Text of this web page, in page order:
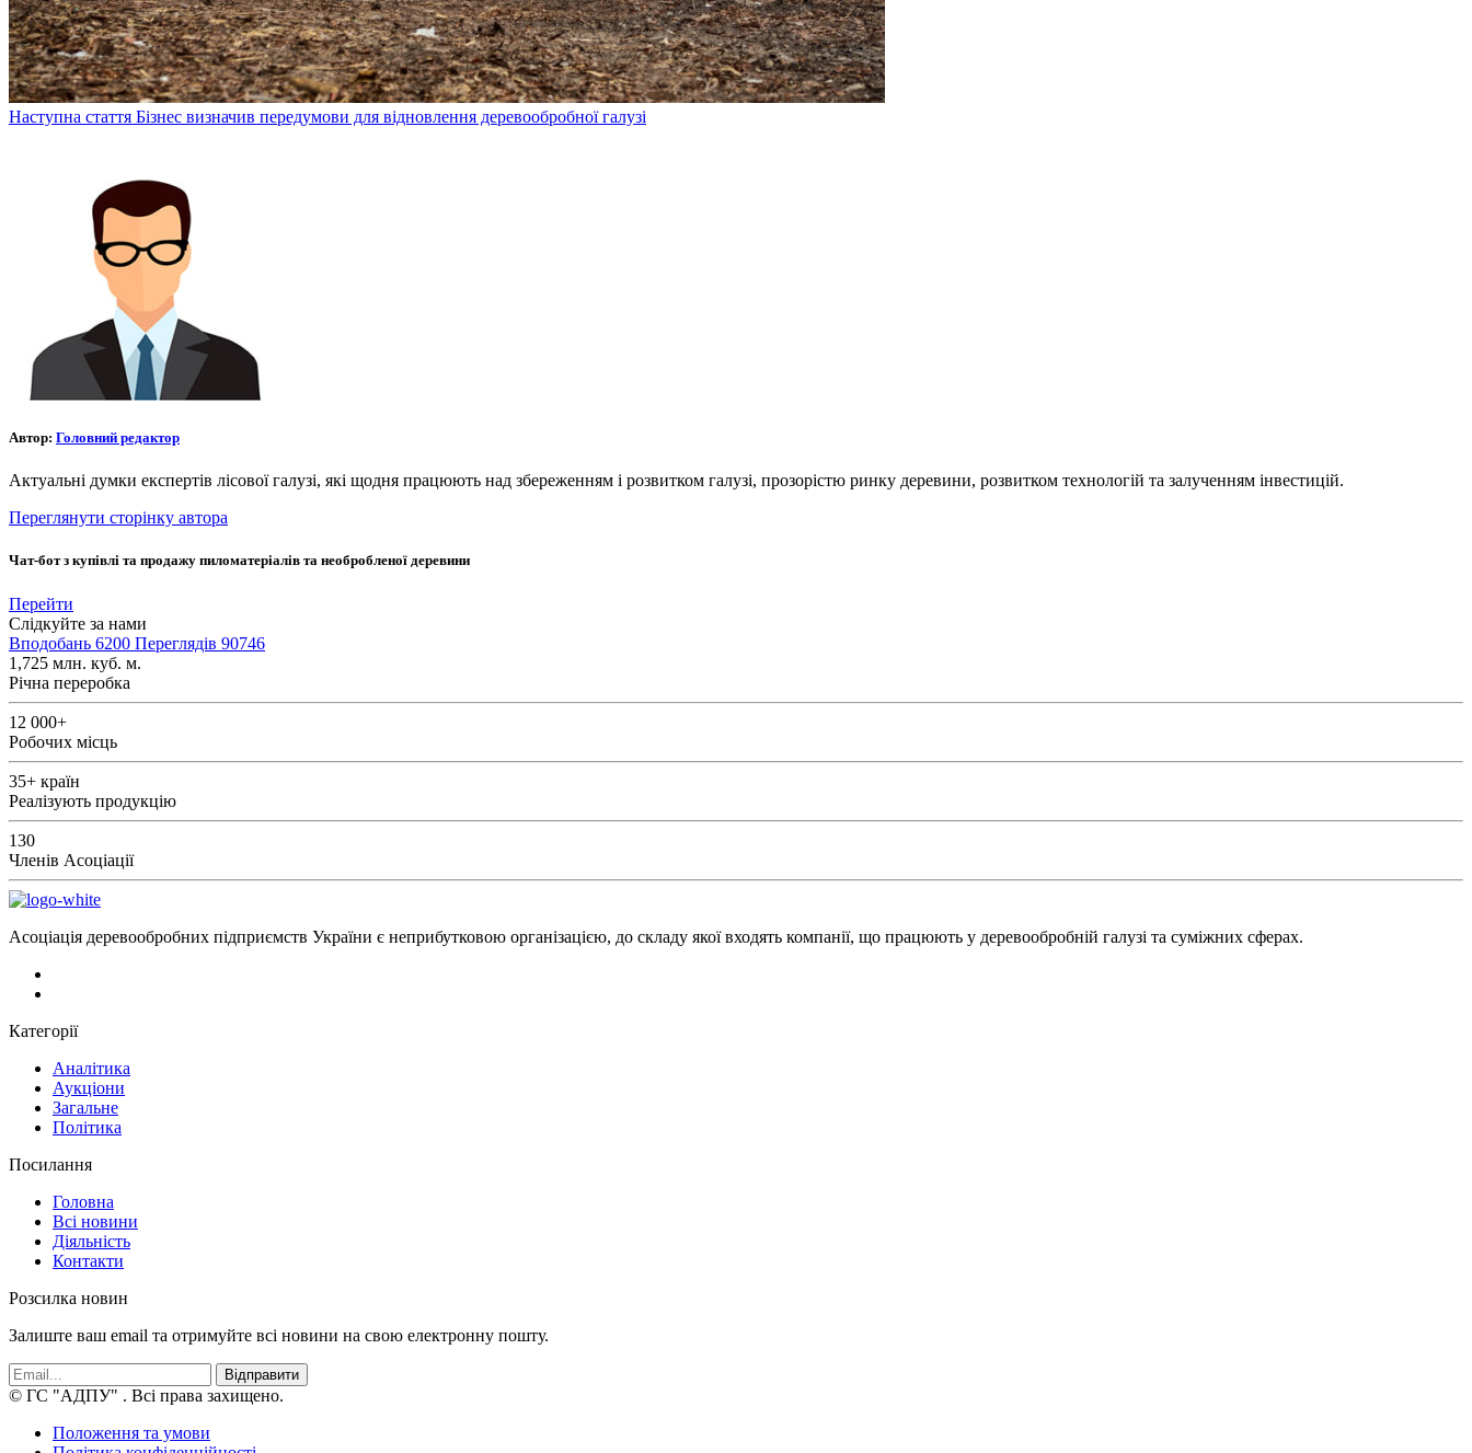
Наступна стаття Бізнес визначив передумови для відновлення деревообробної галузі
Автор: Головний редактор
Актуальні думки експертів лісової галузі, які щодня працюють над збереженням і розвитком галузі, прозорістю ринку деревини, розвитком технологій та залученням інвестицій.
Переглянути сторінку автора
Чат-бот з купівлі та продажу пиломатеріалів та необробленої деревини
Перейти
Слідкуйте за нами
Вподобань 6200 Переглядів 90746
1,725 млн. куб. м.
Річна переробка
12 000+
Робочих місць
35+ країн
Реалізують продукцію
130
Членів Асоціації
Асоціація деревообробних підприємств України є неприбутковою організацією, до складу якої входять компанії, що працюють у деревообробній галузі та суміжних сферах.
Категорії
Аналітика
Аукціони
Загальне
Політика
Посилання
Головна
Всі новини
Діяльність
Контакти
Розсилка новин
Залиште ваш email та отримуйте всі новини на свою електронну пошту.
Відправити
© ГС "АДПУ" . Всі права захищено.
Положення та умови